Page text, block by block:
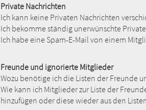
Private Nachrichten
Ich kann keine Privaten Nachrichten
Ich bekomme ständig unerwünschte
Ich habe eine Spam-E-Mail von einem
Freunde und ignorierte Mitglieder
Wozu benötige ich die Listen der Freunde
Wie kann ich Mitglieder zur Liste der
hinzufügen oder diese wieder aus den